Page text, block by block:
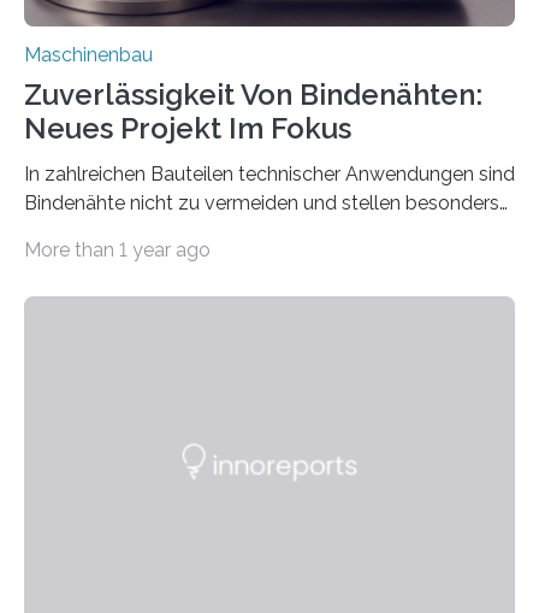
Maschinenbau
Zuverlässigkeit Von Bindenähten:
Neues Projekt Im Fokus
In zahlreichen Bauteilen technischer Anwendungen sind
Bindenähte nicht zu vermeiden und stellen besonders
Matrixmaterials eine große Herausforderung dar.
Durch den verstärkten Einsatz von Rezyklaten
More than 1 year ago